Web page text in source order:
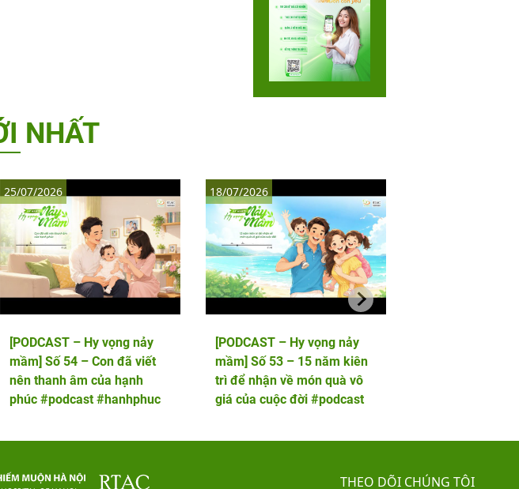
NHẤT
[PODCAST – Hy vọng nảy
mầm] Số 54 – Con đã viết
nên thanh âm của hạnh
phúc #podcast #hanhphuc
25/07/2026
[PODCAST – Hy vọng nảy
mầm] Số 53 – 15 năm kiên
trì để nhận về món quà vô
giá của cuộc đời #podcast
18/07/2026
THEO DÕI CHÚNG TÔI